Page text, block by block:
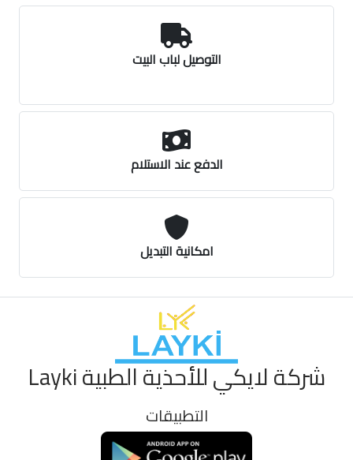
التوصيل لباب البيت
الدفع عند الاستلام
امكانية التبديل
شركة لايكي للأحذية الطبية Layki
التطبيقات